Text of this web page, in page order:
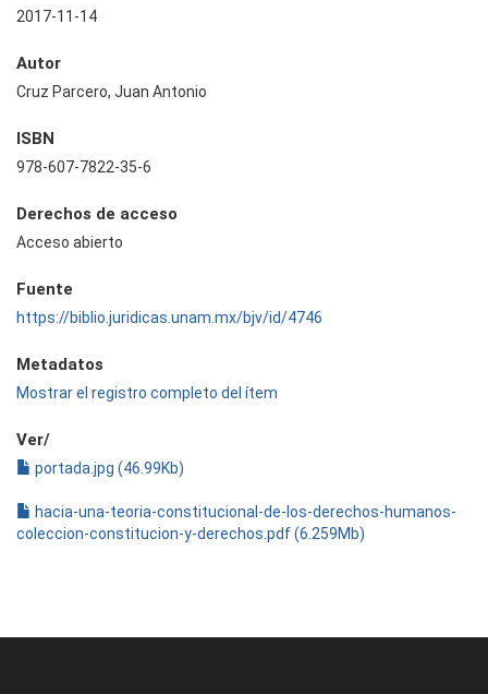
2017-11-14
Autor
Cruz Parcero, Juan Antonio
ISBN
978-607-7822-35-6
Derechos de acceso
Acceso abierto
Fuente
https://biblio.juridicas.unam.mx/bjv/id/4746
Metadatos
Mostrar el registro completo del ítem
Ver/
portada.jpg (46.99Kb)
hacia-una-teoria-constitucional-de-los-derechos-humanos-
coleccion-constitucion-y-derechos.pdf (6.259Mb)